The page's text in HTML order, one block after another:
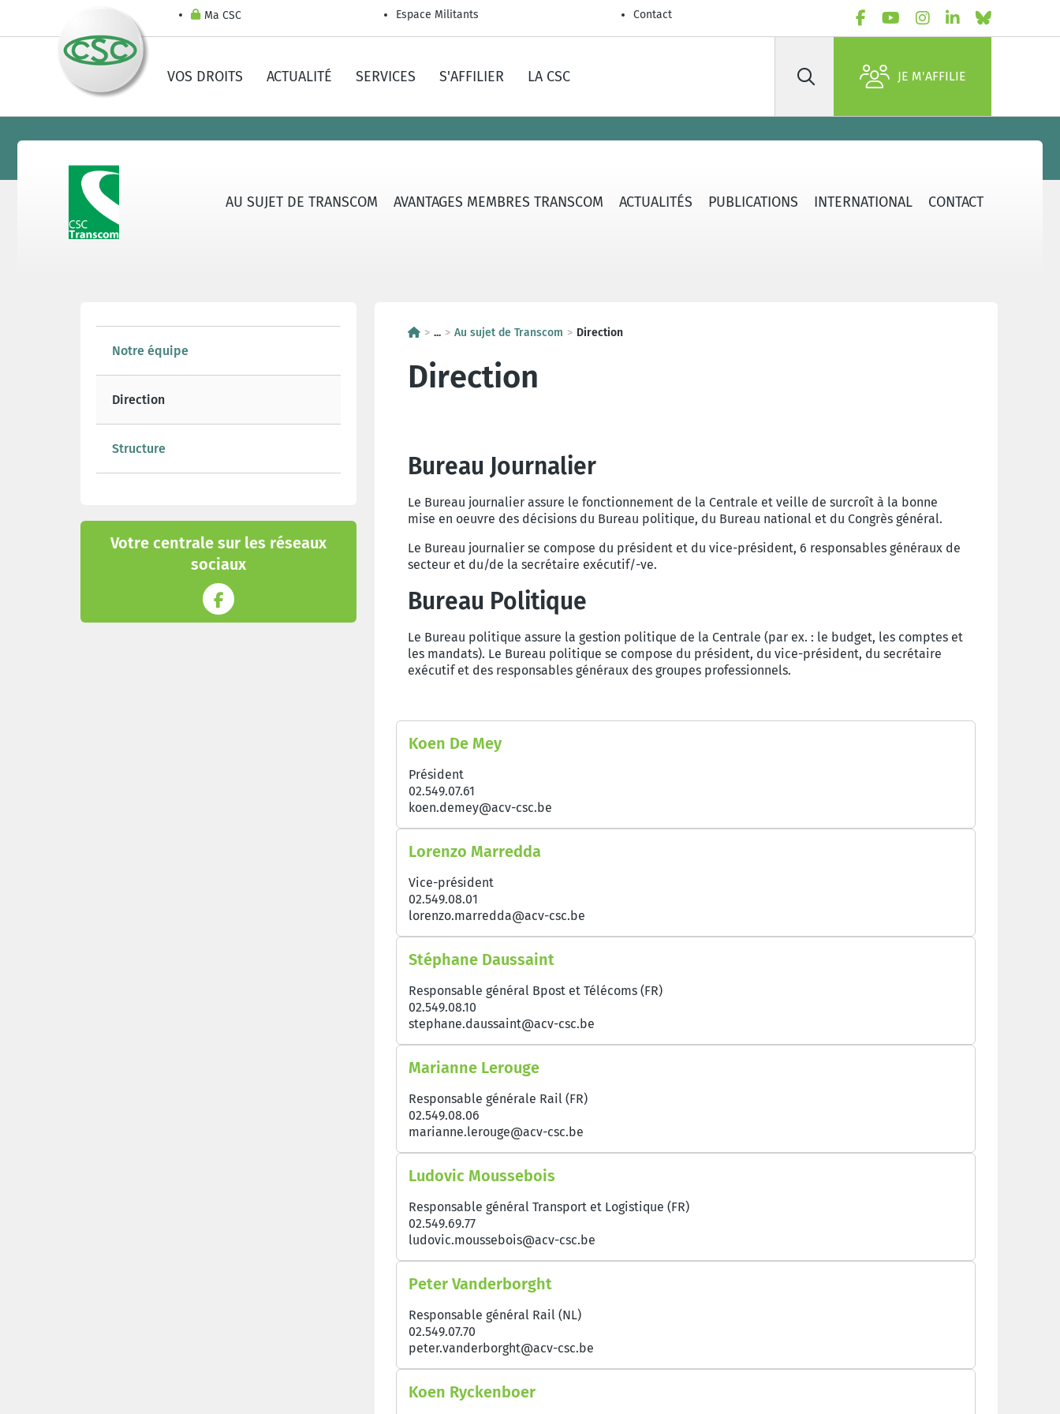
Ma CSC Espace Militants Contact
VOS DROITS ACTUALITÉ SERVICES S'AFFILIER LA CSC Rechercher JE M'AFFILIE
AU SUJET DE TRANSCOM AVANTAGES MEMBRES TRANSCOM ACTUALITÉS PUBLICATIONS INTERNATIONAL CONTACT
Notre équipe
Direction
Structure
Votre centrale sur les réseaux
sociaux
... Au sujet de Transcom Direction
Direction
Bureau Journalier
Le Bureau journalier assure le fonctionnement de la Centrale et veille de surcroît à la bonne
mise en oeuvre des décisions du Bureau politique, du Bureau national et du Congrès général.
Le Bureau journalier se compose du président et du vice-président, 6 responsables généraux de
secteur et du/de la secrétaire exécutif/-ve.
Bureau Politique
Le Bureau politique assure la gestion politique de la Centrale (par ex. : le budget, les comptes et
les mandats). Le Bureau politique se compose du président, du vice-président, du secrétaire
exécutif et des responsables généraux des groupes professionnels.
Koen De Mey
Président
02.549.07.61
koen.demey@acv-csc.be
Lorenzo Marredda
Vice-président
02.549.08.01
lorenzo.marredda@acv-csc.be
Stéphane Daussaint
Responsable général Bpost et Télécoms (FR)
02.549.08.10
stephane.daussaint@acv-csc.be
Marianne Lerouge
Responsable générale Rail (FR)
02.549.08.06
marianne.lerouge@acv-csc.be
Ludovic Moussebois
Responsable général Transport et Logistique (FR)
02.549.69.77
ludovic.moussebois@acv-csc.be
Peter Vanderborght
Responsable général Rail (NL)
02.549.07.70
peter.vanderborght@acv-csc.be
Koen Ryckenboer